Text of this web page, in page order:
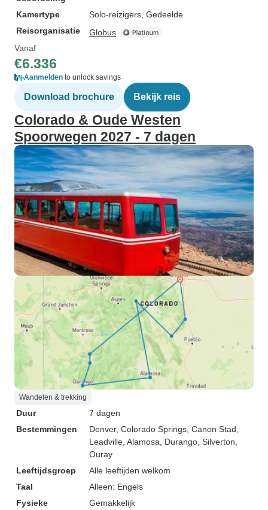
Kamertype
Solo-reizigers, Gedeelde
Reisorganisatie
Globus
Vanaf
€6.336
Aanmelden to unlock savings
Download brochure Bekijk reis
Colorado & Oude Westen
Spoorwegen 2027 - 7 dagen
Wandelen & trekking
Duur
7 dagen
Bestemmingen
Denver, Colorado Springs , Canon Stad
Leadville , Alamosa , Durango , Silverton
Ouray
Leeftijdsgroep
Alle leeftijden welkom
Taal
Alleen: Engels
Fysieke
Gemakkelijk